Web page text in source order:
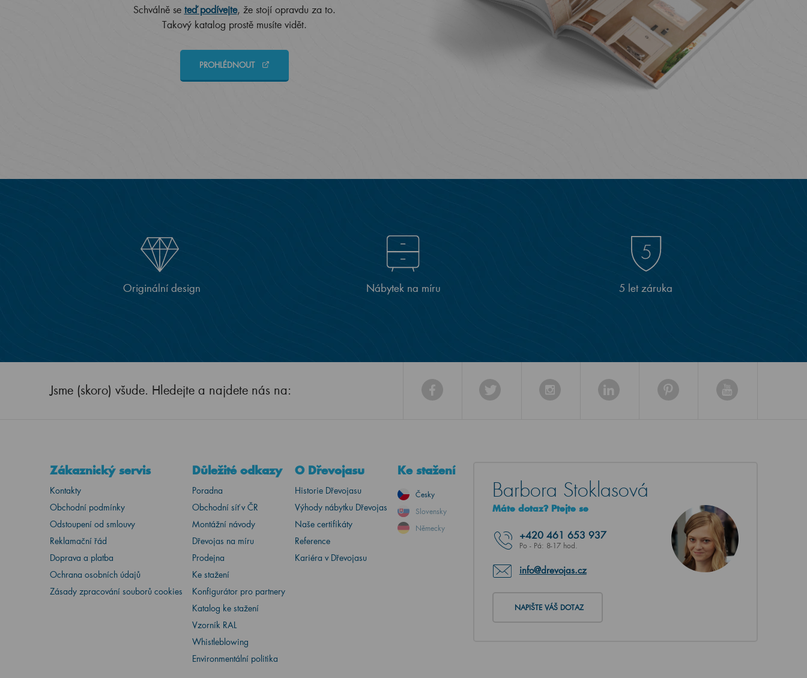
Schválně se teď podívejte, že stojí opravdu za to.
Takový katalog prostě musíte vidět.
PROHLÉDNOUT
Originální design Nábytek na míru 5 let záruka
Jsme (skoro) všude. Hledejte a najdete nás na:
Zákaznický servis
Kontakty
Obchodní podmínky
Odstoupení od smlouvy
Reklamační řád
Doprava a platba
Ochrana osobních údajů
Zásady zpracování souborů cookies
Důležité odkazy
Poradna
Obchodní síť v ČR
Montážní návody
Dřevojas na míru
Prodejna
Ke stažení
Konfigurátor pro partnery
Katalog ke stažení
Vzorník RAL
Whistleblowing
Environmentální politika
O Dřevojasu
Historie Dřevojasu
Výhody nábytku Dřevojas
Naše certifikáty
Reference
Kariéra v Dřevojasu
Ke stažení
Česky
Slovensky
Německy
Barbora Stoklasová
Máte dotaz? Ptejte se
+420 461 653 937
Po - Pá: 8-17 hod.
info@drevojas.cz
NAPIŠTE VÁŠ DOTAZ